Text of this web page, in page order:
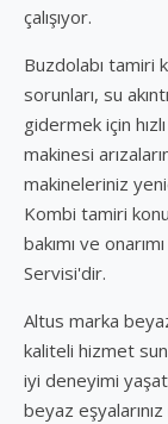
çalışıyor.
Buzdolabı tamiri
sorunları, su
gidermek için
makinesi
makineleriniz
Kombi tamiri
bakımı ve
Servisi'dir.
Altus marka
kaliteli hizmet
iyi deneyimi
beyaz